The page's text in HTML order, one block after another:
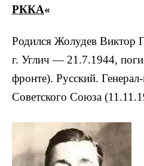
РККА«
Родился Жолудев Виктор
г. Углич — 21.7.1944,
фронте). Русский.
Советского Союза